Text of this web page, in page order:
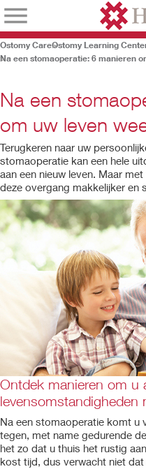
Ostomy CareOstomy Learning
Na een stomaoperatie: 6 manieren
Na een
om uw leven
Terugkeren naar uw
stomaoperatie kan een hele
aan een nieuw leven. Maar
deze overgang makkelijker en
Ontdek manieren om u
levensomstandigheden
Na een stomaoperatie komt u
tegen, met name gedurende
het zo dat u thuis het rustig
kost tijd, dus verwacht niet